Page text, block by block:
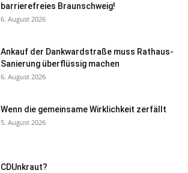
barrierefreies Braunschweig!
6. August 2026
Ankauf der Dankwardstraße muss Rathaus-
Sanierung überflüssig machen
6. August 2026
Wenn die gemeinsame Wirklichkeit zerfällt
5. August 2026
CDUnkraut?